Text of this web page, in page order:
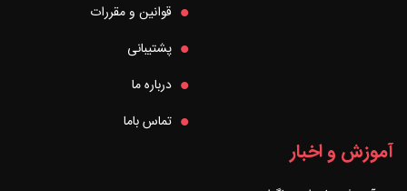
قوانین و مقررات
پشتیبانی
درباره ما
تماس باما
آموزش و اخبار